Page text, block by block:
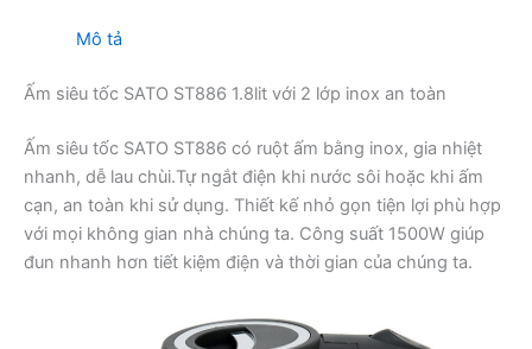
Mô tả
Ấm siêu tốc SATO ST886 1.8lit với 2 lớp inox an toàn
Ấm siêu tốc SATO ST886 có ruột ấm bằng inox, gia nhiệt
nhanh, dễ lau chùi.Tự ngắt điện khi nước sôi hoặc khi ấm
cạn, an toàn khi sử dụng. Thiết kế nhỏ gọn tiện lợi phù hợp
với mọi không gian nhà chúng ta. Công suất 1500W giúp
đun nhanh hơn tiết kiệm điện và thời gian của chúng ta.